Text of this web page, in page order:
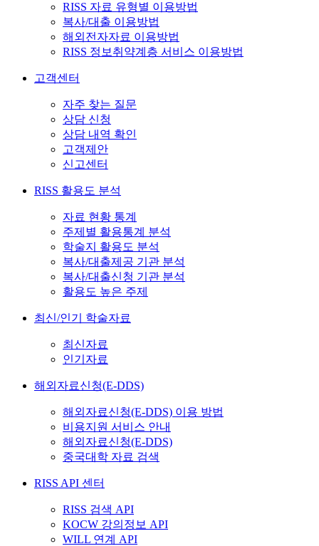
RISS 자료 유형별 이용방법
복사/대출 이용방법
해외전자자료 이용방법
RISS 정보취약계층 서비스 이용방법
고객센터
자주 찾는 질문
상담 신청
상담 내역 확인
고객제안
신고센터
RISS 활용도 분석
자료 현황 통계
주제별 활용통계 분석
학술지 활용도 분석
복사/대출제공 기관 분석
복사/대출신청 기관 분석
활용도 높은 주제
최신/인기 학술자료
최신자료
인기자료
해외자료신청(E-DDS)
해외자료신청(E-DDS) 이용 방법
비용지원 서비스 안내
해외자료신청(E-DDS)
중국대학 자료 검색
RISS API 센터
RISS 검색 API
KOCW 강의정보 API
WILL 연계 API